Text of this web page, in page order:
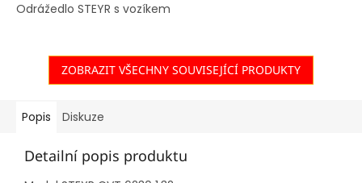
Odrážedlo STEYR s vozíkem
ZOBRAZIT VŠECHNY SOUVISEJÍCÍ PRODUKTY
Popis Diskuze
Detailní popis produktu